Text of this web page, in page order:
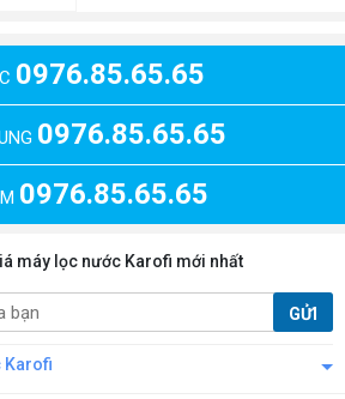
0976.85.65.65
0976.85.65.65
0976.85.65.65
máy lọc nước Karofi mới nhất
GỬI
Karofi